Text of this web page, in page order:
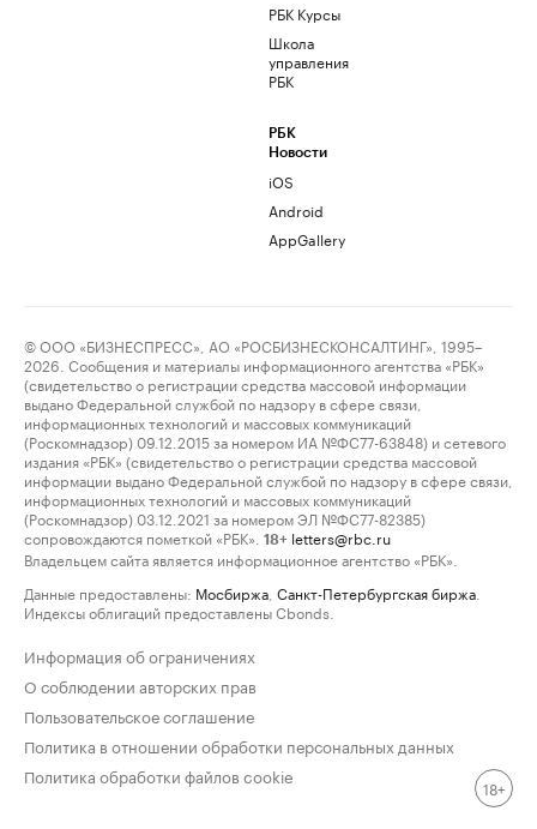
РБК Курсы
Школа
управления
РБК
РБК
Новости
iOS
Android
AppGallery
© ООО «БИЗНЕСПРЕСС», АО «РОСБИЗНЕСКОНСАЛТИНГ», 1995–
2026. Сообщения и материалы информационного агентства «РБК»
(свидетельство о регистрации средства массовой информации
выдано Федеральной службой по надзору в сфере связи,
информационных технологий и массовых коммуникаций
(Роскомнадзор) 09.12.2015 за номером ИА №ФС77-63848) и сетевого
издания «РБК» (свидетельство о регистрации средства массовой
информации выдано Федеральной службой по надзору в сфере связи,
информационных технологий и массовых коммуникаций
(Роскомнадзор) 03.12.2021 за номером ЭЛ №ФС77-82385)
сопровождаются пометкой «РБК».
18+ letters@rbc.ru
Владельцем сайта является информационное агентство «РБК».
Данные предоставлены: Мосбиржа Санкт-Петербургская биржа
Индексы облигаций предоставлены Cbonds.
Информация об ограничениях
О соблюдении авторских прав
Пользовательское соглашение
Политика в отношении обработки персональных данных
Политика обработки файлов cookie
18+